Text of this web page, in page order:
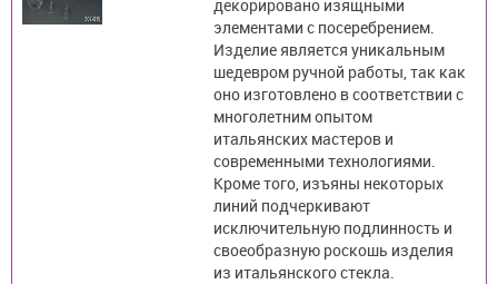
декорировано изящными
элементами с посеребрением.
Изделие является уникальным
шедевром ручной работы, так как
оно изготовлено в соответствии с
многолетним опытом
итальянских мастеров и
современными технологиями.
Кроме того, изъяны некоторых
линий подчеркивают
исключительную подлинность и
своеобразную роскошь изделия
из итальянского стекла.